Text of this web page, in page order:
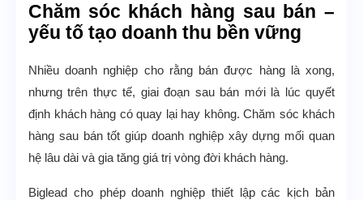
Chăm sóc khách hàng sau bán –
yếu tố tạo doanh thu bền vững
Nhiều doanh nghiệp cho rằng bán được hàng là xong,
nhưng trên thực tế, giai đoạn sau bán mới là lúc quyết
định khách hàng có quay lại hay không. Chăm sóc khách
hàng sau bán tốt giúp doanh nghiệp xây dựng mối quan
hệ lâu dài và gia tăng giá trị vòng đời khách hàng.
Biglead cho phép doanh nghiệp thiết lập các kịch bản